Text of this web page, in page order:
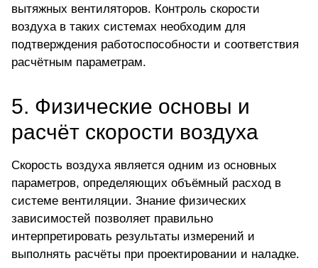
вытяжных вентиляторов. Контроль скорости
воздуха в таких системах необходим для
подтверждения работоспособности и соответствия
расчётным параметрам.
5. Физические основы и
расчёт скорости воздуха
Скорость воздуха является одним из основных
параметров, определяющих объёмный расход в
системе вентиляции. Знание физических
зависимостей позволяет правильно
интерпретировать результаты измерений и
выполнять расчёты при проектировании и наладке.